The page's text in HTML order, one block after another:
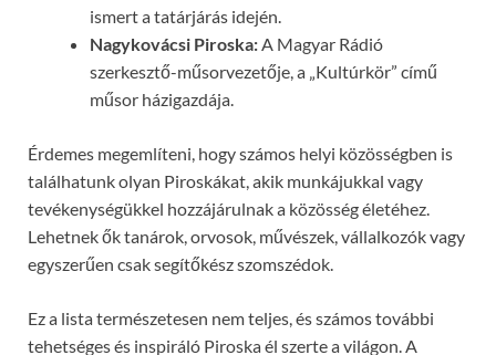
ismert a tatárjárás idején.
Nagykovácsi Piroska:A Magyar Rádió
szerkesztő-műsorvezetője, a „Kultúrkör” című
műsor házigazdája.
Érdemes megemlíteni, hogy számos helyi közösségben is
találhatunk olyan Piroskákat, akik munkájukkal vagy
tevékenységükkel hozzájárulnak a közösség életéhez.
Lehetnek ők tanárok, orvosok, művészek, vállalkozók vagy
egyszerűen csak segítőkész szomszédok.
Ez a lista természetesen nem teljes, és számos további
tehetséges és inspiráló Piroska él szerte a világon. A